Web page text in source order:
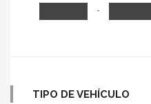
-
TIPO DE VEHÍCULO